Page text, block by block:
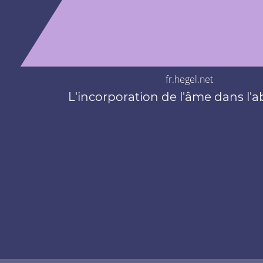
fr.hegel.net
L'incorporation de l'âme dans